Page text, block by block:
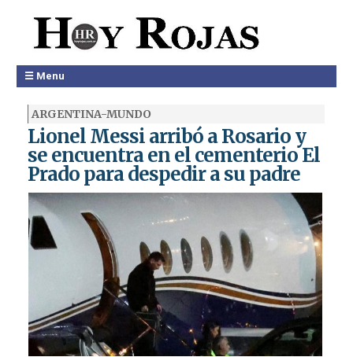
☰ Menu
ARGENTINA-MUNDO
Lionel Messi arribó a Rosario y
se encuentra en el cementerio El
Prado para despedir a su padre